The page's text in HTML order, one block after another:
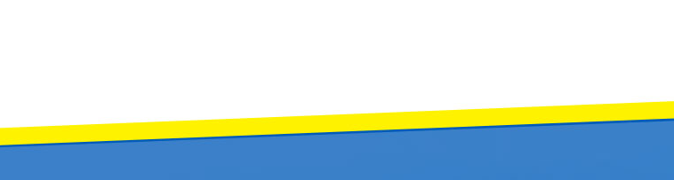
วษามาตรฐานพร้อมเป็นต้นแบบระดับเงินปีที่ 1 ยินดีต้อนรับคณะอนุกรรมการตัดสินการประกวดจังหวัด อำเภอ และชมรม TO BE NUMBER